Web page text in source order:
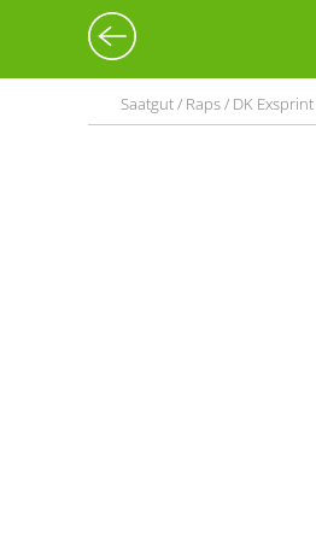
Saatgut / Raps / DK Exsprint